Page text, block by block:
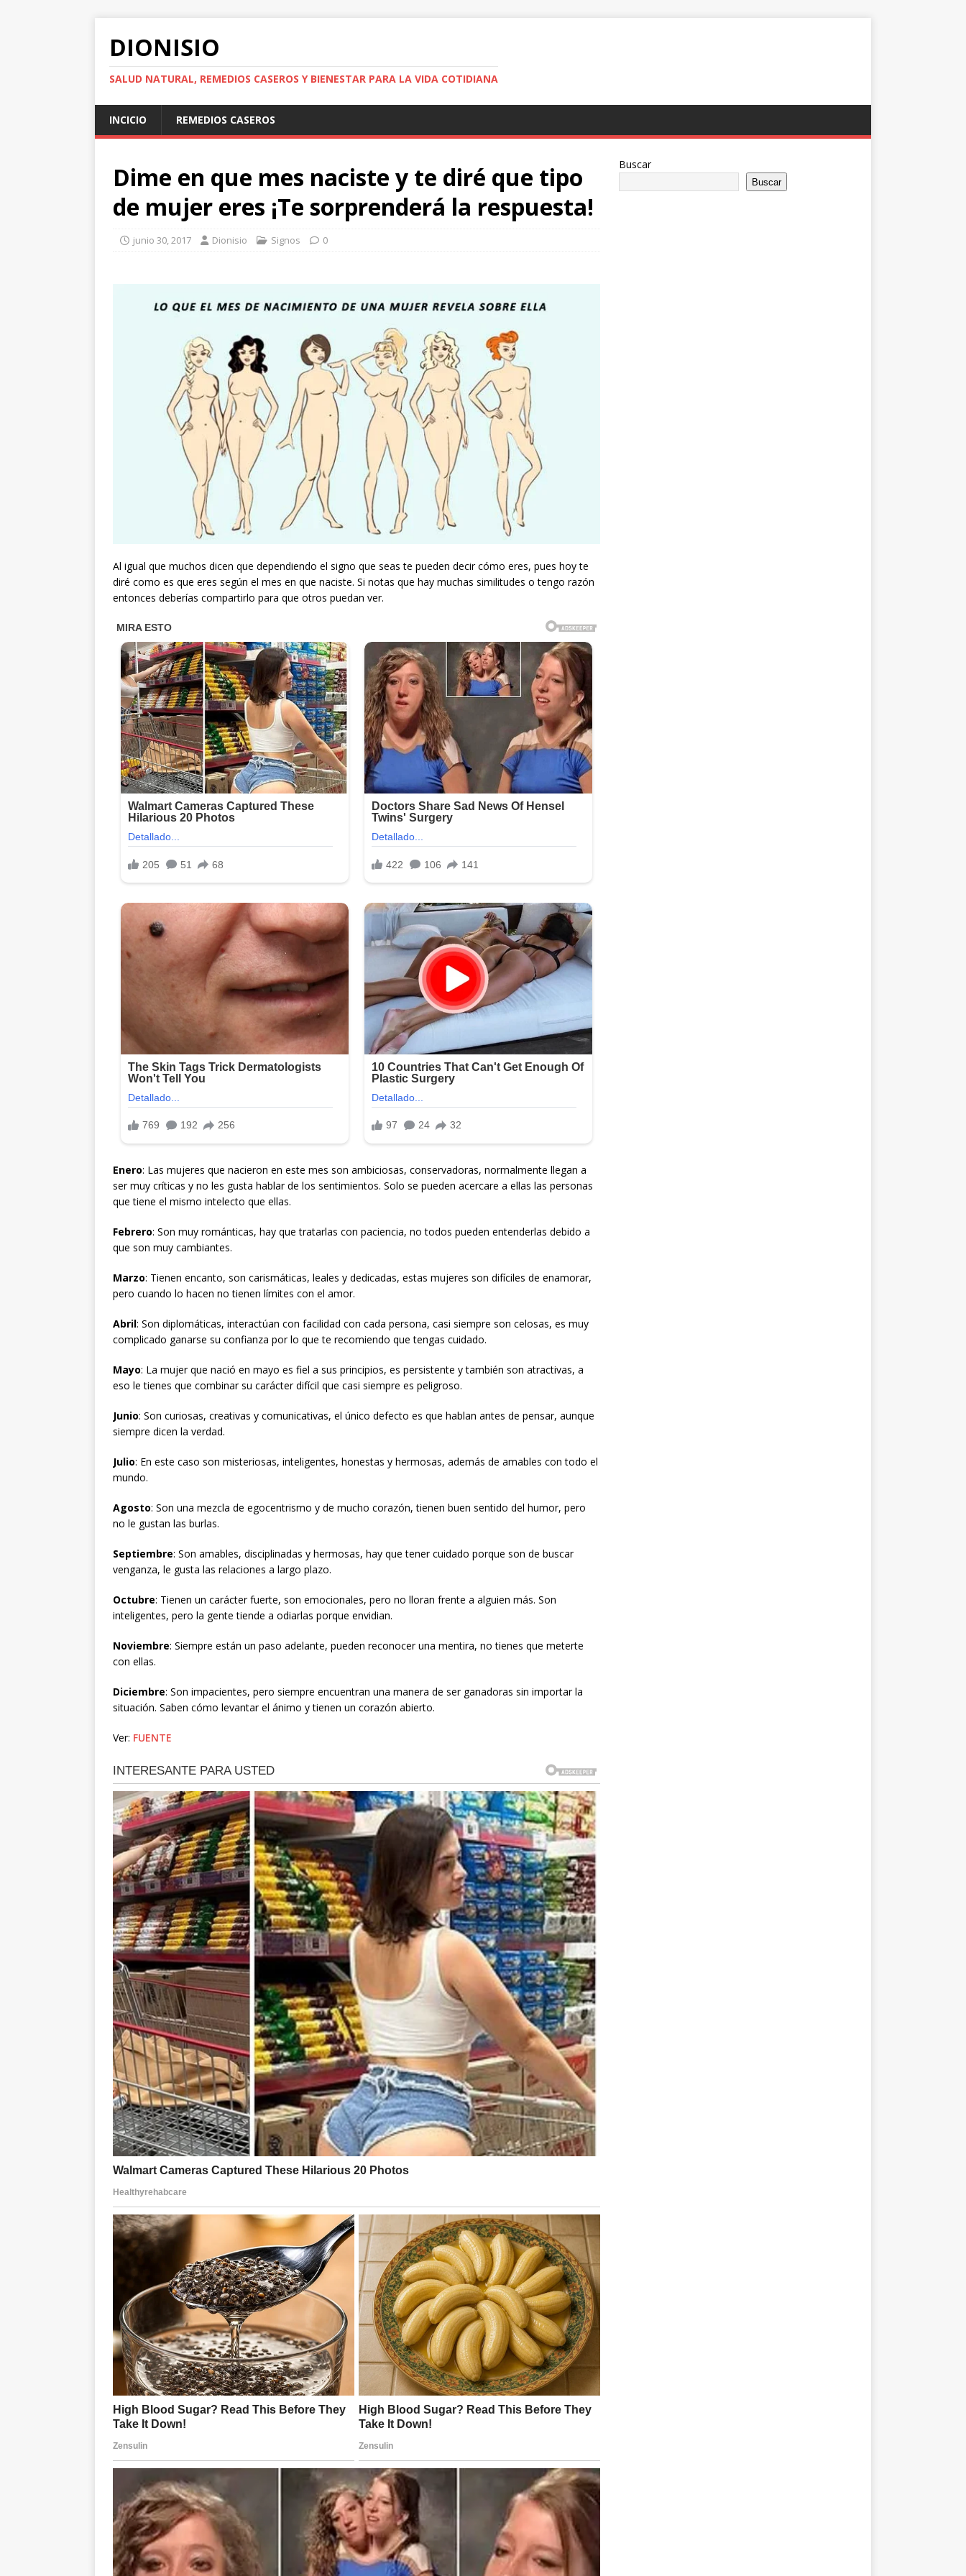
DIONISIO
SALUD NATURAL, REMEDIOS CASEROS Y BIENESTAR PARA LA VIDA COTIDIANA
INCICIO REMEDIOS CASEROS
Dime en que mes naciste y te diré que tipo
de mujer eres ¡Te sorprenderá la respuesta!
junio 30, 2017 Dionisio Signos 0
Al igual que muchos dicen que dependiendo el signo que seas te pueden decir cómo eres, pues hoy te
diré como es que eres según el mes en que naciste. Si notas que hay muchas similitudes o tengo razón
entonces deberías compartirlo para que otros puedan ver.
Enero: Las mujeres que nacieron en este mes son ambiciosas, conservadoras, normalmente llegan a
ser muy críticas y no les gusta hablar de los sentimientos. Solo se pueden acercare a ellas las personas
que tiene el mismo intelecto que ellas.
Febrero: Son muy románticas, hay que tratarlas con paciencia, no todos pueden entenderlas debido a
que son muy cambiantes.
Marzo: Tienen encanto, son carismáticas, leales y dedicadas, estas mujeres son difíciles de enamorar,
pero cuando lo hacen no tienen límites con el amor.
Abril: Son diplomáticas, interactúan con facilidad con cada persona, casi siempre son celosas, es muy
complicado ganarse su confianza por lo que te recomiendo que tengas cuidado.
Mayo: La mujer que nació en mayo es fiel a sus principios, es persistente y también son atractivas, a
eso le tienes que combinar su carácter difícil que casi siempre es peligroso.
Junio: Son curiosas, creativas y comunicativas, el único defecto es que hablan antes de pensar, aunque
siempre dicen la verdad.
Julio: En este caso son misteriosas, inteligentes, honestas y hermosas, además de amables con todo el
mundo.
Agosto: Son una mezcla de egocentrismo y de mucho corazón, tienen buen sentido del humor, pero
no le gustan las burlas.
Septiembre: Son amables, disciplinadas y hermosas, hay que tener cuidado porque son de buscar
venganza, le gusta las relaciones a largo plazo.
Octubre: Tienen un carácter fuerte, son emocionales, pero no lloran frente a alguien más. Son
inteligentes, pero la gente tiende a odiarlas porque envidian.
Noviembre: Siempre están un paso adelante, pueden reconocer una mentira, no tienes que meterte
con ellas.
Diciembre: Son impacientes, pero siempre encuentran una manera de ser ganadoras sin importar la
situación. Saben cómo levantar el ánimo y tienen un corazón abierto.
Ver: FUENTE
Buscar
Buscar